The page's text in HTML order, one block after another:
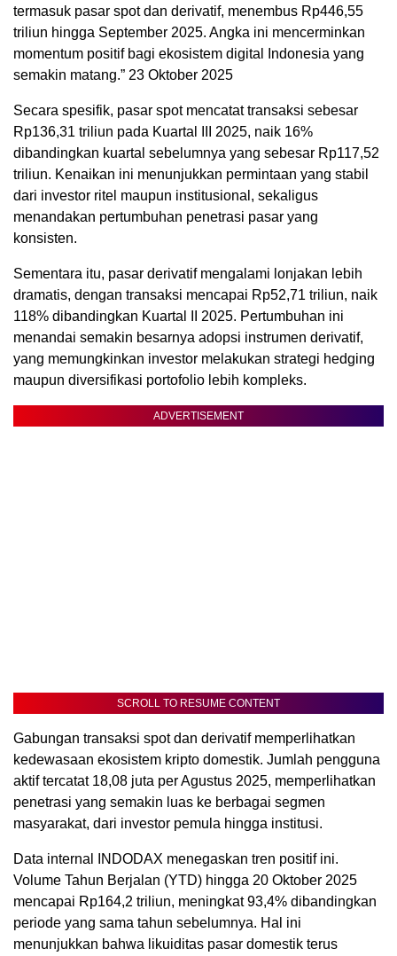
termasuk pasar spot dan derivatif, menembus Rp446,55
triliun hingga September 2025. Angka ini mencerminkan
momentum positif bagi ekosistem digital Indonesia yang
semakin matang.” 23 Oktober 2025
Secara spesifik, pasar spot mencatat transaksi sebesar
Rp136,31 triliun pada Kuartal III 2025, naik 16%
dibandingkan kuartal sebelumnya yang sebesar Rp117,52
triliun. Kenaikan ini menunjukkan permintaan yang stabil
dari investor ritel maupun institusional, sekaligus
menandakan pertumbuhan penetrasi pasar yang
konsisten.
Sementara itu, pasar derivatif mengalami lonjakan lebih
dramatis, dengan transaksi mencapai Rp52,71 triliun, naik
118% dibandingkan Kuartal II 2025. Pertumbuhan ini
menandai semakin besarnya adopsi instrumen derivatif,
yang memungkinkan investor melakukan strategi hedging
maupun diversifikasi portofolio lebih kompleks.
ADVERTISEMENT
SCROLL TO RESUME CONTENT
Gabungan transaksi spot dan derivatif memperlihatkan
kedewasaan ekosistem kripto domestik. Jumlah pengguna
aktif tercatat 18,08 juta per Agustus 2025, memperlihatkan
penetrasi yang semakin luas ke berbagai segmen
masyarakat, dari investor pemula hingga institusi.
Data internal INDODAX menegaskan tren positif ini.
Volume Tahun Berjalan (YTD) hingga 20 Oktober 2025
mencapai Rp164,2 triliun, meningkat 93,4% dibandingkan
periode yang sama tahun sebelumnya. Hal ini
menunjukkan bahwa likuiditas pasar domestik terus